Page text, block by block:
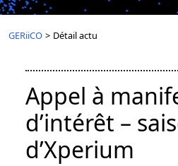
GERiiCO > Détail actu
Appel à
d’intérêt –
d’Xperium